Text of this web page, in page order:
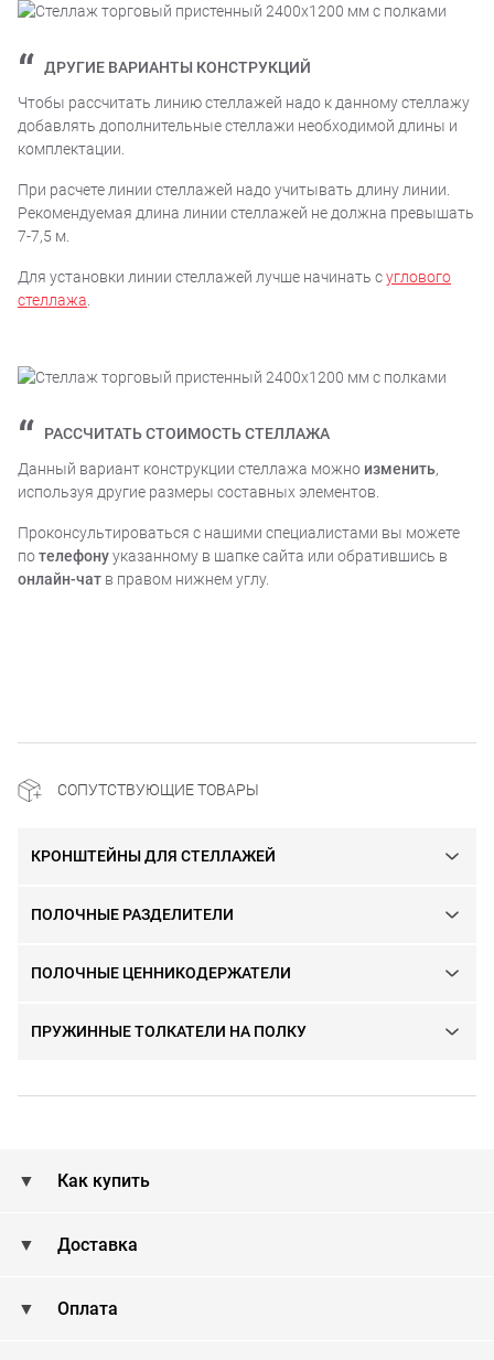
ДРУГИЕ ВАРИАНТЫ КОНСТРУКЦИЙ
Чтобы рассчитать линию стеллажей надо к данному стеллажу
добавлять дополнительные стеллажи необходимой длины и
комплектации.
При расчете линии стеллажей надо учитывать длину линии.
Рекомендуемая длина линии стеллажей не должна превышать
7-7,5 м.
Для установки линии стеллажей лучше начинать суглового
стеллажа
РАССЧИТАТЬ СТОИМОСТЬ СТЕЛЛАЖА
Данный вариант конструкции стеллажа можно изменить,
используя другие размеры составных элементов.
Проконсультироваться с нашими специалистами вы можете
потелефонууказанному в шапке сайта или обратившись в
онлайн-чат в правом нижнем углу.
СОПУТСТВУЮЩИЕ ТОВАРЫ
КРОНШТЕЙНЫ ДЛЯ СТЕЛЛАЖЕЙ
ПОЛОЧНЫЕ РАЗДЕЛИТЕЛИ
ПОЛОЧНЫЕ ЦЕННИКОДЕРЖАТЕЛИ
ПРУЖИННЫЕ ТОЛКАТЕЛИ НА ПОЛКУ
Как купить
Доставка
Оплата